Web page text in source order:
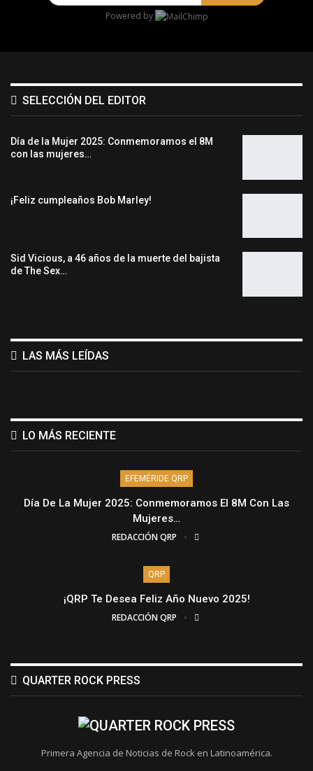
Powered by
SELECCIÓN DEL EDITOR
Día de la Mujer 2025: Conmemoramos el 8M
con las mujeres…
¡Feliz cumpleaños Bob Marley!
Sid Vicious, a 46 años de la muerte del bajista
de The Sex…
LAS MÁS LEÍDAS
LO MÁS RECIENTE
EFEMÉRIDE QRP
Día De La Mujer 2025: Conmemoramos El 8M Con Las
Mujeres…
REDACCIÓN QRP
QRP
¡QRP Te Desea Feliz Año Nuevo 2025!
REDACCIÓN QRP
QUARTER ROCK PRESS
Primera Agencia de Noticias de Rock en Latinoamérica.